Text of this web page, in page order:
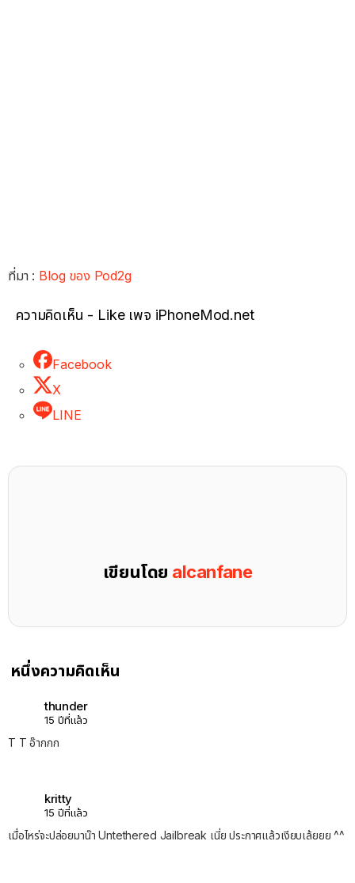
ที่มา : Blog ของ Pod2g
ความคิดเห็น - Like เพจ iPhoneMod.net
Facebook
X
LINE
เขียนโดย alcanfane
หนึ่งความคิดเห็น
thunder
15 ปีที่แล้ว
T T อ๊ากกก
kritty
15 ปีที่แล้ว
เมื่อไหร่จะปล่อยมาน๊า Untethered Jailbreak เนี่ย ประกาศแล้วเงียบเล้ยยย ^^